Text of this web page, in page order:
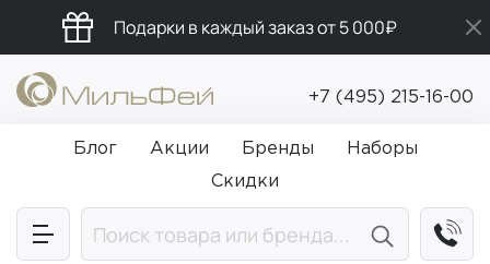
Подарки в каждый заказ от 5 000₽
Бесплатная доставка от 5 000₽
Промокод ПРИВЕТ
+7 (495) 215-16-00
Блог Акции Бренды
Наборы
Скидки